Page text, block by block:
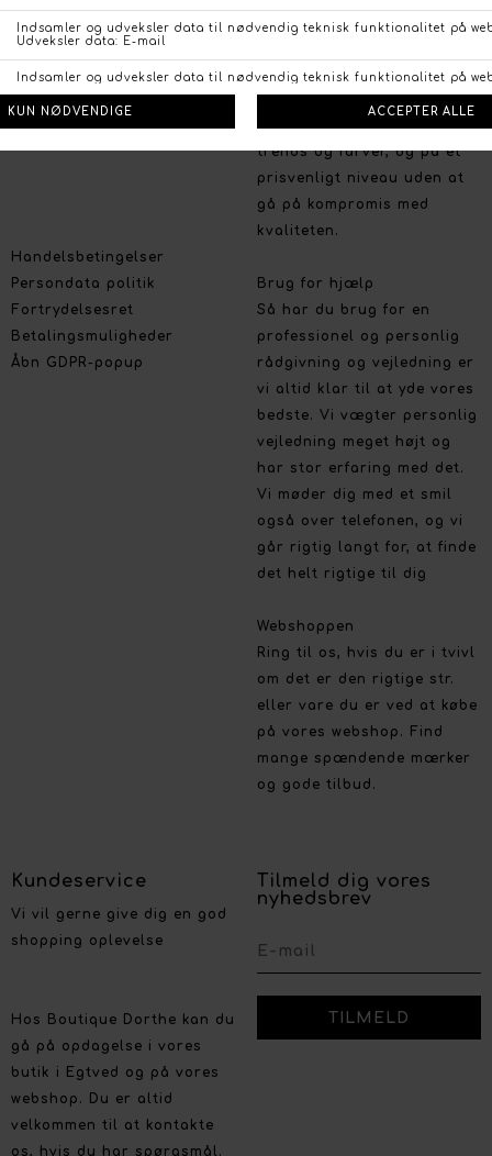
Social
Følg os på :
Facebook
Instagram
Handelsbetingelser
Persondata politik
Fortrydelsesret
Betalingsmuligheder
Åbn GDPR-popup
Om Boutique Dorthe
Stort udvalg og gode priser
Vi lægger stor vægt på et
bredt udvalg, de nyeste
trends og farver, og på et
prisvenligt niveau uden at
gå på kompromis med
kvaliteten.
Brug for hjælp
Så har du brug for en
professionel og personlig
rådgivning og vejledning er
vi altid klar til at yde vores
bedste. Vi vægter personlig
vejledning meget højt og
har stor erfaring med det.
Vi møder dig med et smil
også over telefonen, og vi
går rigtig langt for, at finde
det helt rigtige til dig
Webshoppen
Ring til os, hvis du er i tvivl
om det er den rigtige str.
eller vare du er ved at købe
på vores webshop. Find
mange spændende mærker
og gode tilbud.
Kundeservice
Vi vil gerne give dig en god
shopping oplevelse
Hos Boutique Dorthe kan du
gå på opdagelse i vores
butik i Egtved og på vores
webshop. Du er altid
velkommen til at kontakte
os, hvis du har spørgsmål.
Tilmeld dig vores
nyhedsbrev